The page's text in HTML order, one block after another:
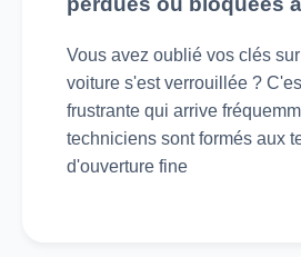
Vous avez oublié vos clés
voiture s'est verrouillée ?
frustrante qui arrive
techniciens sont formés aux
d'ouverture fine